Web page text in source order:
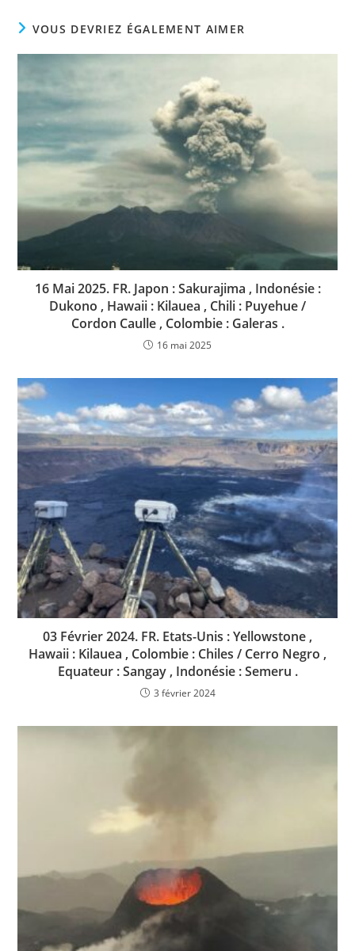
VOUS DEVRIEZ ÉGALEMENT AIMER
16 Mai 2025. FR. Japon : Sakurajima , Indonésie :
Dukono , Hawaii : Kilauea , Chili : Puyehue /
Cordon Caulle , Colombie : Galeras .
16 mai 2025
03 Février 2024. FR. Etats-Unis : Yellowstone ,
Hawaii : Kilauea , Colombie : Chiles / Cerro Negro ,
Equateur : Sangay , Indonésie : Semeru .
3 février 2024